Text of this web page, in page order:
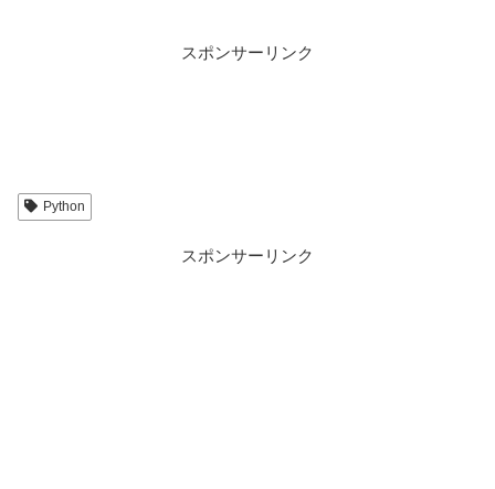
スポンサーリンク
Python
スポンサーリンク